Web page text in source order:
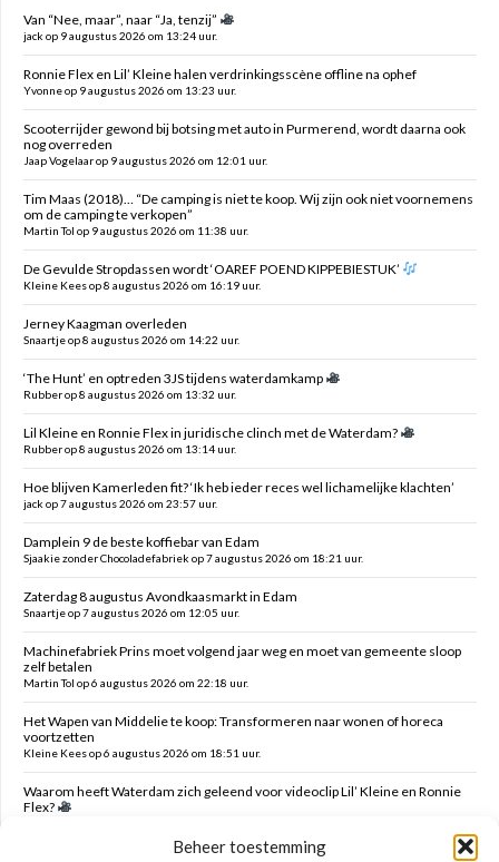
Beheer toestemming
Van “Nee, maar”, naar “Ja, tenzij”
jack op 9 augustus 2026 om 13:24 uur.
Ronnie Flex en Lil’ Kleine halen verdrinkingsscène offline na ophef
Yvonne op 9 augustus 2026 om 13:23 uur.
Scooterrijder gewond bij botsing met auto in Purmerend, wordt daarna ook
nog overreden
Jaap Vogelaar op 9 augustus 2026 om 12:01 uur.
Tim Maas (2018)… “De camping is niet te koop. Wij zijn ook niet voornemens
om de camping te verkopen”
Martin Tol op 9 augustus 2026 om 11:38 uur.
De Gevulde Stropdassen wordt ‘OAREF POEND KIPPEBIESTUK’
Kleine Kees op 8 augustus 2026 om 16:19 uur.
Jerney Kaagman overleden
Snaartje op 8 augustus 2026 om 14:22 uur.
‘The Hunt’ en optreden 3JS tijdens waterdamkamp
Rubber op 8 augustus 2026 om 13:32 uur.
Lil Kleine en Ronnie Flex in juridische clinch met de Waterdam?
Rubber op 8 augustus 2026 om 13:14 uur.
Hoe blijven Kamerleden fit? ‘Ik heb ieder reces wel lichamelijke klachten’
jack op 7 augustus 2026 om 23:57 uur.
Damplein 9 de beste koffiebar van Edam
Sjaakie zonder Chocoladefabriek op 7 augustus 2026 om 18:21 uur.
Zaterdag 8 augustus Avondkaasmarkt in Edam
Snaartje op 7 augustus 2026 om 12:05 uur.
Machinefabriek Prins moet volgend jaar weg en moet van gemeente sloop
zelf betalen
Martin Tol op 6 augustus 2026 om 22:18 uur.
Het Wapen van Middelie te koop: Transformeren naar wonen of horeca
voortzetten
Kleine Kees op 6 augustus 2026 om 18:51 uur.
Waarom heeft Waterdam zich geleend voor videoclip Lil’ Kleine en Ronnie
Flex?